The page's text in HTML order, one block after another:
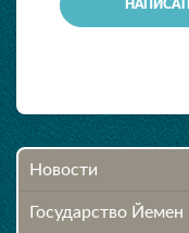
Новости
Государство Йемен